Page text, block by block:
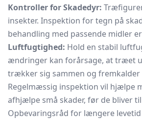
Kontroller for Skadedyr:
insekter. Inspektion for tegn på
behandling med passende midler
Luftfugtighed: Hold en stabil
ændringer kan forårsage, at træet
trækker sig sammen og fremkalder
Regelmæssig inspektion vil hjælpe
afhjælpe små skader, før de bliver
Opbevaringsråd for længere levetid